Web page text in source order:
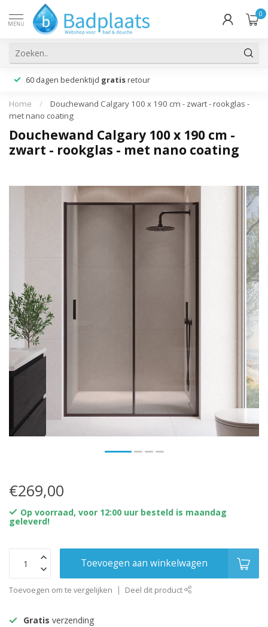
MENU
0
60 dagen bedenktijd gratis retour
Home /
Douchewand Calgary 100 x 190 cm - zwart - rookglas -
met nano coating
Douchewand Calgary 100 x 190 cm -
zwart - rookglas - met nano coating
€269,00
Op voorraad, voor 12:00 uur besteld is maandag
geleverd!
Toevoegen aan winkelwagen
Toevoegen om te vergelijken Deel dit product
Gratis verzending